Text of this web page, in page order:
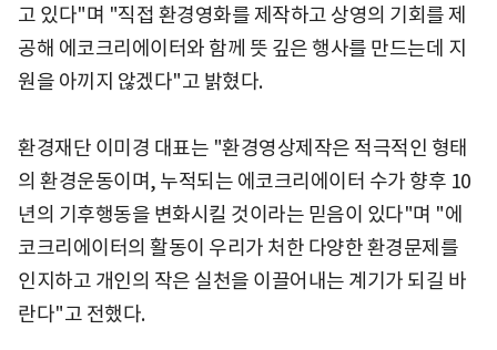
고 있다"며 "직접 환경영화를 제작하고 상영의 기회를 제
공해 에코크리에이터와 함께 뜻 깊은 행사를 만드는데 지
원을 아끼지 않겠다"고 밝혔다.
환경재단 이미경 대표는 "환경영상제작은 적극적인 형태
의 환경운동이며, 누적되는 에코크리에이터 수가 향후 10
년의 기후행동을 변화시킬 것이라는 믿음이 있다"며 "에
코크리에이터의 활동이 우리가 처한 다양한 환경문제를
인지하고 개인의 작은 실천을 이끌어내는 계기가 되길 바
란다"고 전했다.